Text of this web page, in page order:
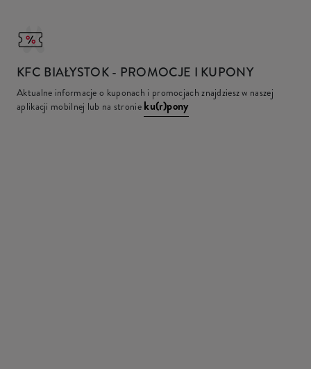
KFC BIAŁYSTOK - PROMOCJE I KUPONY
Aktualne informacje o kuponach i promocjach znajdziesz w naszej
aplikacji mobilnej lub na stronie ku(r)pony